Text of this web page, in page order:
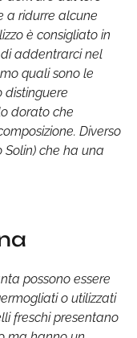
a ridurre alcune
è consigliato in
addentrarci nel
quali sono le
distinguere
dorato che
Diverso
che ha una
possono essere
o utilizzati
freschi presentano